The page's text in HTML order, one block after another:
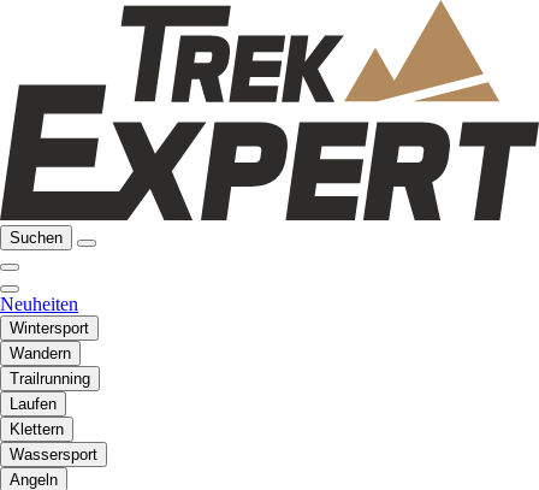
Suchen
Neuheiten
Wintersport
Wandern
Trailrunning
Laufen
Klettern
Wassersport
Angeln